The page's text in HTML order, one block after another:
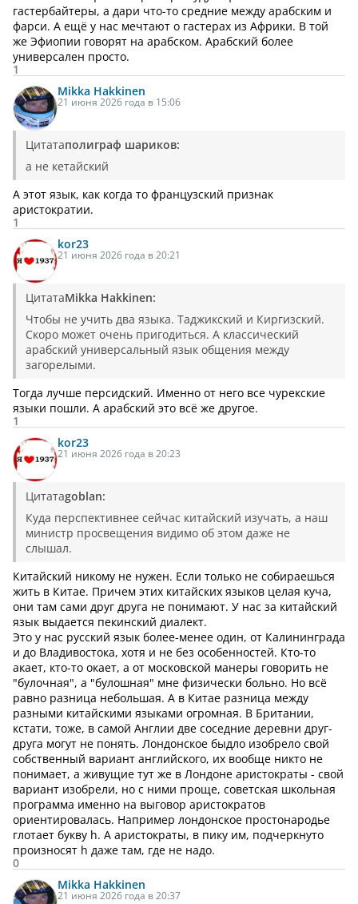
гастербайтеры, а дари что-то средние между арабским и
фарси. А ещё у нас мечтают о гастерах из Африки. В той
же Эфиопии говорят на арабском. Арабский более
универсален просто.
1
Mikka Hakkinen
21 июня 2026 года в 15:06
Цитатаполиграф шариков:
а не кетайский
А этот язык, как когда то французский признак
аристократии.
1
kor23
21 июня 2026 года в 20:21
ЦитатаMikka Hakkinen:
Чтобы не учить два языка. Таджикский и Киргизский.
Скоро может очень пригодиться. А классический
арабский универсальный язык общения между
загорелыми.
Тогда лучше персидский. Именно от него все чурекские
языки пошли. А арабский это всё же другое.
1
kor23
21 июня 2026 года в 20:23
Цитатаgoblan:
Куда перспективнее сейчас китайский изучать, а наш
министр просвещения видимо об этом даже не
слышал.
Китайский никому не нужен. Если только не собираешься
жить в Китае. Причем этих китайских языков целая куча,
они там сами друг друга не понимают. У нас за китайский
язык выдается пекинский диалект.
Это у нас русский язык более-менее один, от Калининграда
и до Владивостока, хотя и не без особенностей. Кто-то
акает, кто-то окает, а от московской манеры говорить не
"булочная", а "булошная" мне физически больно. Но всё
равно разница небольшая. А в Китае разница между
разными китайскими языками огромная. В Британии,
кстати, тоже, в самой Англии две соседние деревни друг-
друга могут не понять. Лондонское быдло изобрело свой
собственный вариант английского, их вообще никто не
понимает, а живущие тут же в Лондоне аристократы - свой
вариант изобрели, но с ними проще, советская школьная
программа именно на выговор аристократов
ориентировалась. Например лондонское простонародье
глотает букву h. А аристократы, в пику им, подчеркнуто
произносят h даже там, где не надо.
0
Mikka Hakkinen
21 июня 2026 года в 20:37